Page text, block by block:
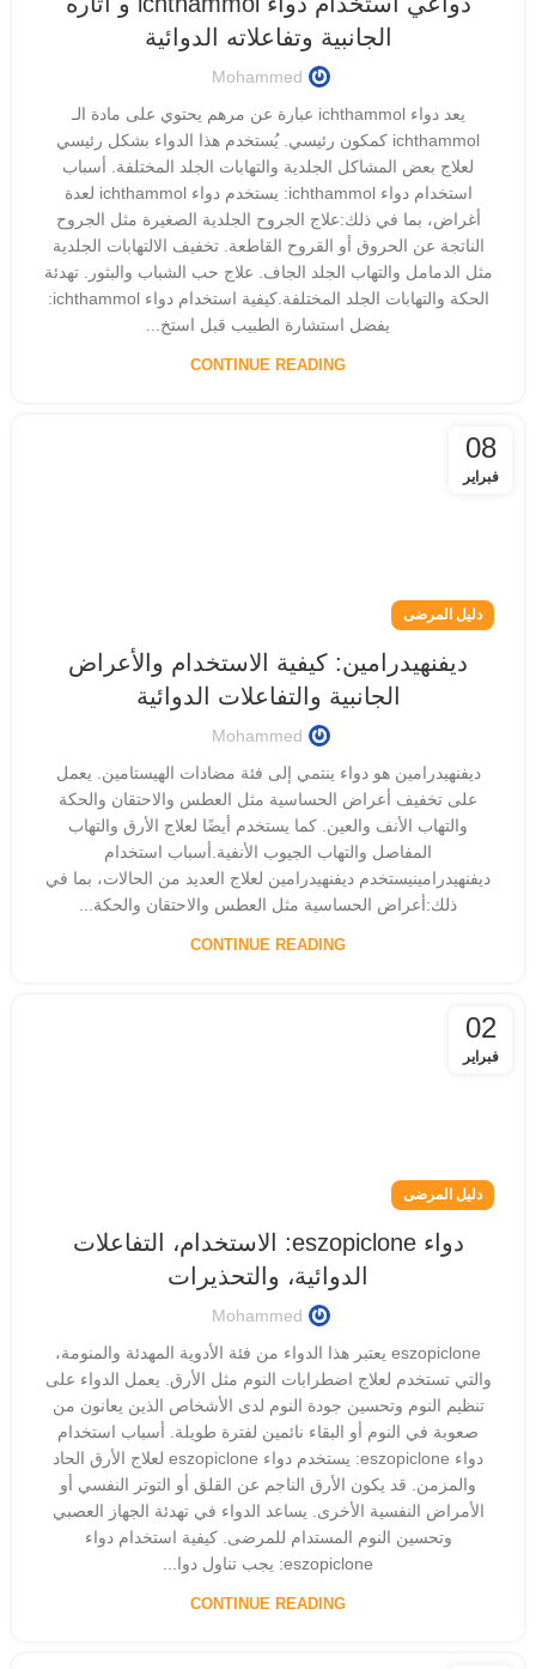
الجانبية وتفاعلاته الدوائية
Mohammed
يعد دواء ichthammol عبارة عن مرهم يحتوي على مادة الـ
ichthammol كمكون رئيسي. يُستخدم هذا الدواء بشكل رئيسي
لعلاج بعض المشاكل الجلدية والتهابات الجلد المختلفة. أسباب
استخدام دواء ichthammol: يستخدم دواء ichthammol لعدة
أغراض، بما في ذلك:علاج الجروح الجلدية الصغيرة مثل الجروح
الناتجة عن الحروق أو القروح القاطعة. تخفيف الالتهابات الجلدية
مثل الدمامل والتهاب الجلد الجاف. علاج حب الشباب والبثور. تهدئة
الحكة والتهابات الجلد المختلفة.كيفية استخدام دواء ichthammol:
يفضل استشارة الطبيب قبل استخ...
CONTINUE READING
08
فبراير
دليل المرضى
ديفنهيدرامين: كيفية الاستخدام والأعراض
الجانبية والتفاعلات الدوائية
Mohammed
ديفنهيدرامين هو دواء ينتمي إلى فئة مضادات الهيستامين. يعمل
على تخفيف أعراض الحساسية مثل العطس والاحتقان والحكة
والتهاب الأنف والعين. كما يستخدم أيضًا لعلاج الأرق والتهاب
المفاصل والتهاب الجيوب الأنفية.أسباب استخدام
ديفنهيدرامينيستخدم ديفنهيدرامين لعلاج العديد من الحالات، بما في
ذلك:أعراض الحساسية مثل العطس والاحتقان والحكة...
CONTINUE READING
02
فبراير
دليل المرضى
دواء eszopiclone: الاستخدام، التفاعلات
الدوائية، والتحذيرات
Mohammed
eszopiclone يعتبر هذا الدواء من فئة الأدوية المهدئة والمنومة،
والتي تستخدم لعلاج اضطرابات النوم مثل الأرق. يعمل الدواء على
تنظيم النوم وتحسين جودة النوم لدى الأشخاص الذين يعانون من
صعوبة في النوم أو البقاء نائمين لفترة طويلة. أسباب استخدام
دواء eszopiclone: يستخدم دواء eszopiclone لعلاج الأرق الحاد
والمزمن. قد يكون الأرق الناجم عن القلق أو التوتر النفسي أو
الأمراض النفسية الأخرى. يساعد الدواء في تهدئة الجهاز العصبي
وتحسين النوم المستدام للمرضى. كيفية استخدام دواء
eszopiclone: يجب تناول دوا...
CONTINUE READING